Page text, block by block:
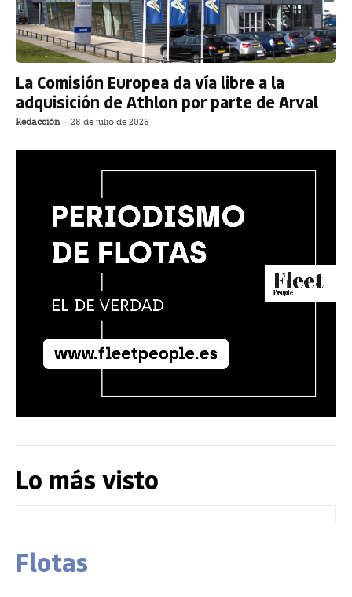
La Comisión Europea da vía libre a la
adquisición de Athlon por parte de Arval
Redacción - 28 de julio de 2026
Lo más visto
Flotas